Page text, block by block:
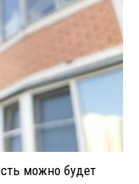
можно будет